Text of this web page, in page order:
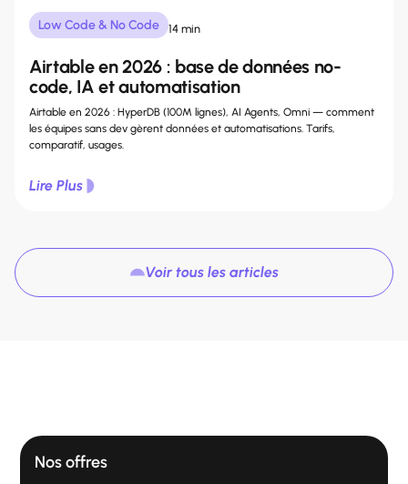
Low Code & No Code 14 min
Airtable en 2026 : base de données no-
code, IA et automatisation
Airtable en 2026 : HyperDB (100M lignes), AI Agents, Omni — comment
les équipes sans dev gèrent données et automatisations. Tarifs,
comparatif, usages.
Lire Plus
Voir tous les articles
Nos offres